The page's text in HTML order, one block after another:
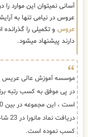
آسانی نمیتوان این موارد
عروس در نیامی تنها به
عروس
دارند پیشنهاد میشود.
کسب نموده است.